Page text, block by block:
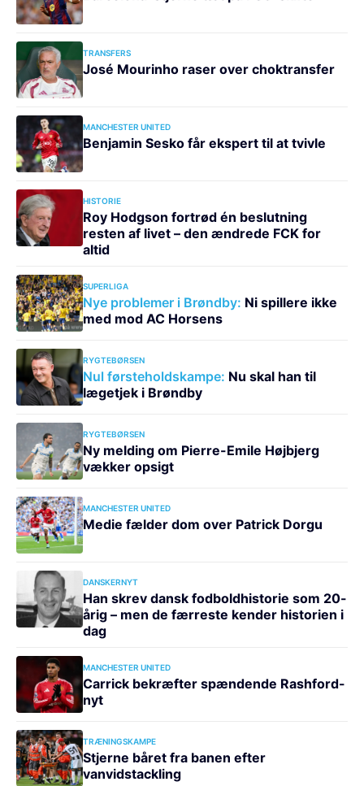
TRANSFERS
José Mourinho raser over choktransfer
MANCHESTER UNITED
Benjamin Sesko får ekspert til at tvivle
HISTORIE
Roy Hodgson fortrød én beslutning
resten af livet – den ændrede FCK for
altid
SUPERLIGA
Nye problemer i Brøndby: Ni spillere ikke
med mod AC Horsens
RYGTEBØRSEN
Nul førsteholdskampe: Nu skal han til
lægetjek i Brøndby
RYGTEBØRSEN
Ny melding om Pierre-Emile Højbjerg
vækker opsigt
MANCHESTER UNITED
Medie fælder dom over Patrick Dorgu
DANSKERNYT
Han skrev dansk fodboldhistorie som 20-
årig – men de færreste kender historien i
dag
MANCHESTER UNITED
Carrick bekræfter spændende Rashford-
nyt
TRÆNINGSKAMPE
Stjerne båret fra banen efter
vanvidstackling